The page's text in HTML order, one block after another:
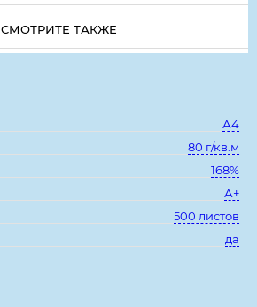
СМОТРИТЕ ТАКЖЕ
А4
80 г/кв.м
168%
А+
500 листов
да